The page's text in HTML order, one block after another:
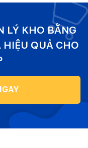
LÝ KHO BẰNG
HIỆU QUẢ CHO